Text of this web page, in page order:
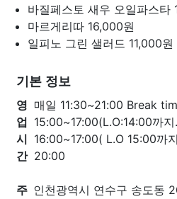
바질페스토 새우 오일파스타
마르게리따 16,000원
일피노 그린 샐러드 11,000원
기본 정보
영
업
시
간
매일 11:30~21:00 Break
15:00~17:00(L.O:14:00까
16:00~17:00( L.O 15:00까
20:00
주 인천광역시 연수구 송도동